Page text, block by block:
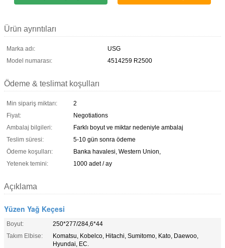
Ürün ayrıntıları
Marka adı:
USG
Model numarası:
4514259 R2500
Ödeme & teslimat koşulları
Min sipariş miktarı:
2
Fiyat:
Negotiations
Ambalaj bilgileri:
Farklı boyut ve miktar nedeniyle ambalaj
Teslim süresi:
5-10 gün sonra ödeme
Ödeme koşulları:
Banka havalesi, Western Union,
Yetenek temini:
1000 adet / ay
Açıklama
Yüzen Yağ Keçesi
Boyut:
250*277/284,6*44
Takım Elbise:
Komatsu, Kobelco, Hitachi, Sumitomo, Kato, Daewoo,
Hyundai, EC.